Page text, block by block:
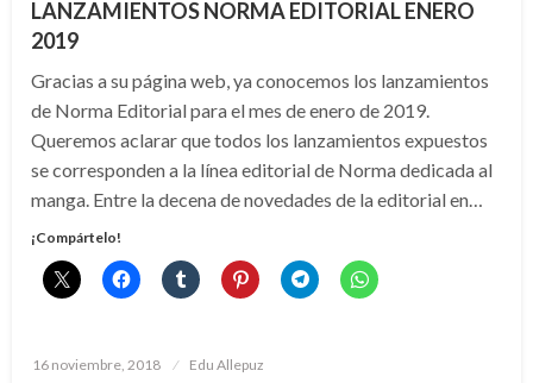
LANZAMIENTOS NORMA EDITORIAL ENERO
2019
Gracias a su página web, ya conocemos los lanzamientos
de Norma Editorial para el mes de enero de 2019.
Queremos aclarar que todos los lanzamientos expuestos
se corresponden a la línea editorial de Norma dedicada al
manga. Entre la decena de novedades de la editorial en…
¡Compártelo!
Publicado
16 noviembre, 2018 Edu Allepuz